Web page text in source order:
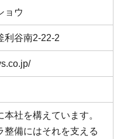
ョウ
利谷南2-22-2
社を構えています。
整備にはそれを支える